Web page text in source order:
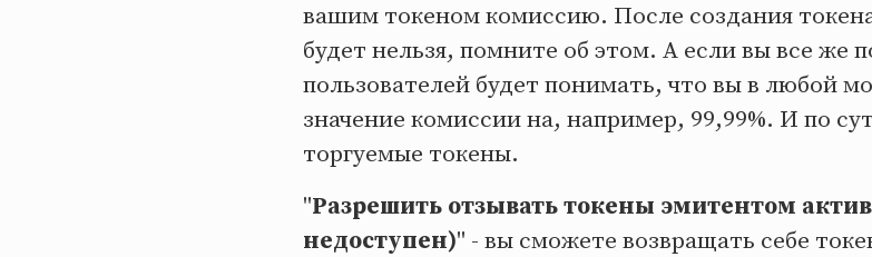
вашим токеном комиссию. После создания
будет нельзя, помните об этом. А если вы все же
пользователей будет понимать, что вы в любой
значение комиссии на, например, 99,99%. И по
торгуемые токены.
"Разрешить отзывать токены эмитентом
недоступен)" - вы сможете возвращать себе